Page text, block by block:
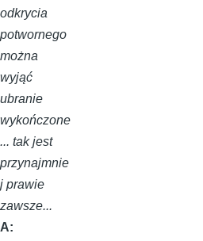
odkrycia
potwornego
można
wyjąć
ubranie
wykończone
... tak jest
przynajmnie
j prawie
zawsze...
A: